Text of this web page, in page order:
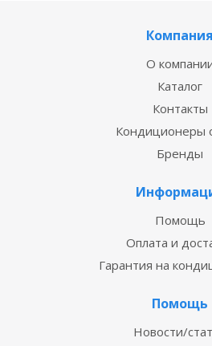
Компания
О
Каталог
Контакты
Кондиционеры
Бренды
Помощь
Оплата и
Гарантия на
Помощь
Новости/